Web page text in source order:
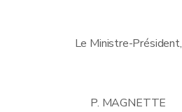
Le Ministre-Président,
P. MAGNETTE